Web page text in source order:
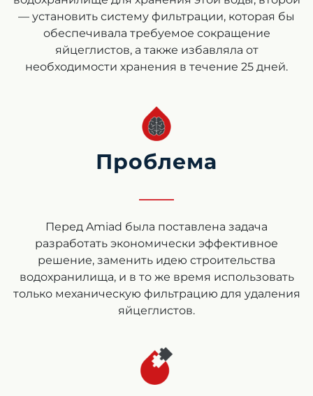
— установить систему фильтрации, которая бы
обеспечивала требуемое сокращение
яйцеглистов, а также избавляла от
необходимости хранения в течение 25 дней.
Проблема
Перед Amiad была поставлена задача
разработать экономически эффективное
решение, заменить идею строительства
водохранилища, и в то же время использовать
только механическую фильтрацию для удаления
яйцеглистов.